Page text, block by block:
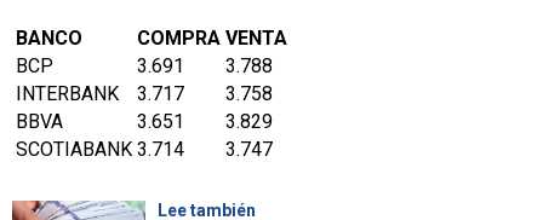
BANCO COMPRA VENTA
BCP
3.691
3.788
INTERBANK
3.717
3.758
BBVA
3.651
3.829
SCOTIABANK 3.714 3.747
Lee también